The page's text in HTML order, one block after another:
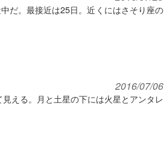
だ。最接近は25日。近くにはさそり座の
2016/07/06
える。月と土星の下には火星とアンタレ